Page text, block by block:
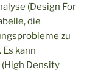
(Design For
die
zu
kann
Density